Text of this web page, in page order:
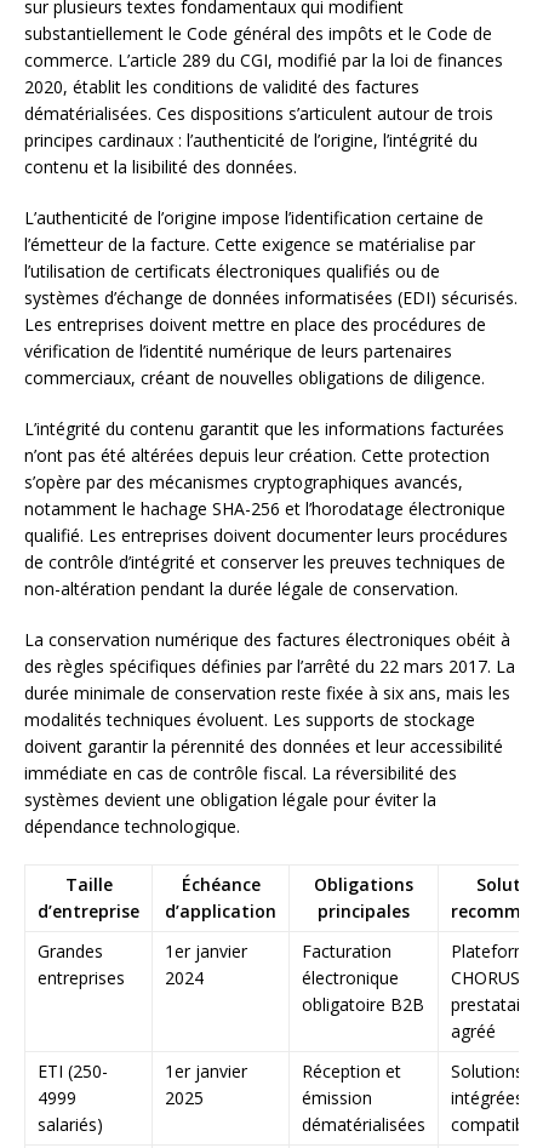
sur plusieurs textes fondamentaux qui modifient
substantiellement le Code général des impôts et le Code de
commerce. L’article 289 du CGI, modifié par la loi de finances
2020, établit les conditions de validité des factures
dématérialisées. Ces dispositions s’articulent autour de trois
principes cardinaux : l’authenticité de l’origine, l’intégrité du
contenu et la lisibilité des données.
L’authenticité de l’origine impose l’identification certaine de
l’émetteur de la facture. Cette exigence se matérialise par
l’utilisation de certificats électroniques qualifiés ou de
systèmes d’échange de données informatisées (EDI) sécurisés.
Les entreprises doivent mettre en place des procédures de
vérification de l’identité numérique de leurs partenaires
commerciaux, créant de nouvelles obligations de diligence.
L’intégrité du contenu garantit que les informations facturées
n’ont pas été altérées depuis leur création. Cette protection
s’opère par des mécanismes cryptographiques avancés,
notamment le hachage SHA-256 et l’horodatage électronique
qualifié. Les entreprises doivent documenter leurs procédures
de contrôle d’intégrité et conserver les preuves techniques de
non-altération pendant la durée légale de conservation.
La conservation numérique des factures électroniques obéit à
des règles spécifiques définies par l’arrêté du 22 mars 2017. La
durée minimale de conservation reste fixée à six ans, mais les
modalités techniques évoluent. Les supports de stockage
doivent garantir la pérennité des données et leur accessibilité
immédiate en cas de contrôle fiscal. La réversibilité des
systèmes devient une obligation légale pour éviter la
dépendance technologique.
Taille
d’entreprise
Échéance
d’application
Obligations
principales
Grandes
entreprises
1er janvier
2024
Facturation
électronique
obligatoire B2B
Plateforme
CHORUS
prestataire
agréé
ETI (250-
4999
salariés)
1er janvier
2025
Réception et
émission
dématérialisées
Solutions
intégrées